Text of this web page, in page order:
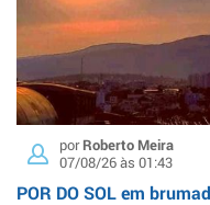
porRoberto Meira
07/08/26 às 01:43
POR DO SOL em